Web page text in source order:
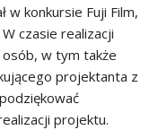
w konkursie Fuji Film,
czasie realizacji
w tym także
projektanta z
projektu.